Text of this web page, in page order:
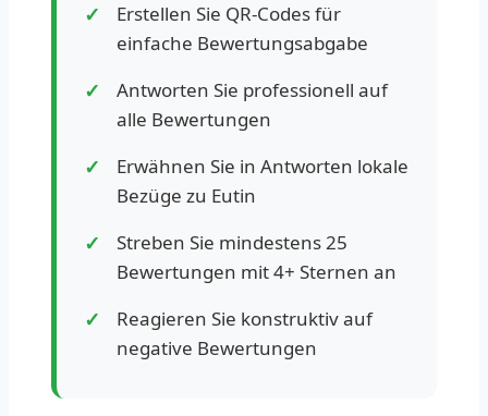
Erstellen Sie QR-Codes für
einfache Bewertungsabgabe
Antworten Sie professionell auf
alle Bewertungen
Erwähnen Sie in Antworten lokale
Bezüge zu Eutin
Streben Sie mindestens 25
Bewertungen mit 4+ Sternen an
Reagieren Sie konstruktiv auf
negative Bewertungen